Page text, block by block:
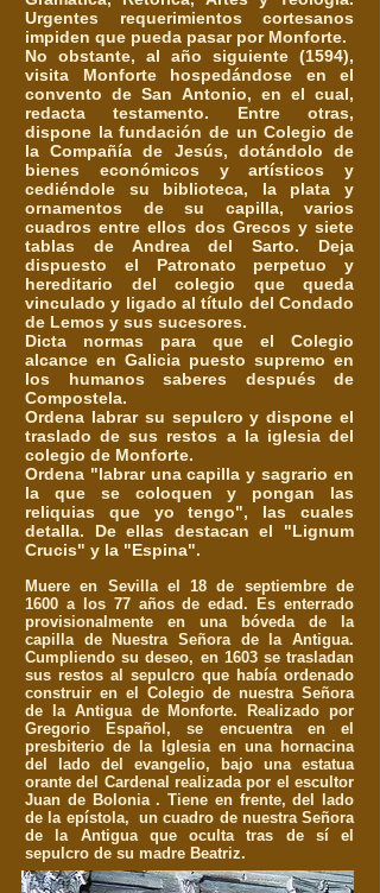
Urgentes requerimientos cortesanos
impiden que pueda pasar por Monforte.
No obstante, al año siguiente (1594),
visita Monforte hospedándose en el
convento de San Antonio, en el cual,
redacta testamento. Entre otras,
dispone la fundación de un Colegio de
la Compañía de Jesús, dotándolo de
bienes económicos y artísticos y
cediéndole su biblioteca, la plata y
ornamentos de su capilla, varios
cuadros entre ellos dos Grecos y siete
tablas de Andrea del Sarto. Deja
dispuesto el Patronato perpetuo y
hereditario del colegio que queda
vinculado y ligado al título del Condado
de Lemos y sus sucesores.
Dicta normas para que el Colegio
alcance en Galicia puesto supremo en
los humanos saberes después de
Compostela.
Ordena labrar su sepulcro y dispone el
traslado de sus restos a la iglesia del
colegio de Monforte.
Ordena "labrar una capilla y sagrario en
la que se coloquen y pongan las
reliquias que yo tengo", las cuales
detalla. De ellas destacan el "Lignum
Crucis" y la "Espina".
Muere en Sevilla el 18 de septiembre de
1600 a los 77 años de edad. Es enterrado
provisionalmente en una bóveda de la
capilla de Nuestra Señora de la Antigua.
Cumpliendo su deseo, en 1603 se trasladan
sus restos al sepulcro que había ordenado
construir en el Colegio de nuestra Señora
de la Antigua de Monforte. Realizado por
Gregorio Español, se encuentra en el
presbiterio de la Iglesia en una hornacina
del lado del evangelio, bajo una estatua
orante del Cardenal realizada por el escultor
Juan de Bolonia . Tiene en frente, del lado
de la epístola, un cuadro de nuestra Señora
de la Antigua que oculta tras de sí el
sepulcro de su madre Beatriz.